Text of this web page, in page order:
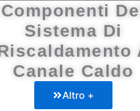
Componenti
Sistema Di
Canale Caldo
Altro +